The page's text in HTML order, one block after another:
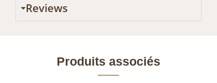
Reviews
Produits associés